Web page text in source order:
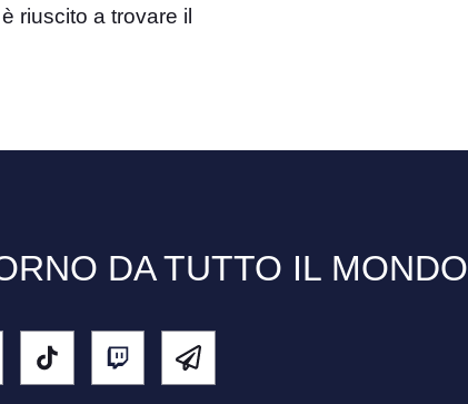
riuscito a trovare il
DA TUTTO IL MONDO